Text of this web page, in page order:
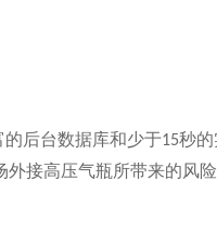
后台数据库和少于15秒
接高压气瓶所带来的风